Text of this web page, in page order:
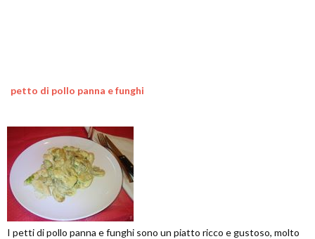
petto di pollo panna e funghi
I petti di pollo panna e funghi sono un piatto ricco e gustoso, molto